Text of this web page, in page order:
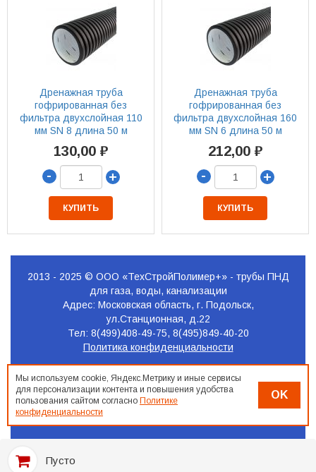
Пусто
Дренажная труба
гофрированная без
фильтра двухслойная 110
мм SN 8 длина 50 м
130,00 ₽
-
+
КУПИТЬ
Дренажная труба
гофрированная без
фильтра двухслойная 160
мм SN 6 длина 50 м
212,00 ₽
-
+
КУПИТЬ
2013 - 2025 © ООО «ТехСтройПолимер+» - трубы ПНД
для газа, воды, канализации
Адрес: Московская область, г. Подольск,
ул.Станционная, д.22
Тел: 8(499)408-49-75, 8(495)849-40-20
Политика конфиденциальности
Продвижение
сайта
Seo-
Мы используем cookie, Яндекс.Метрику и иные сервисы
для персонализации контента и повышения удобства
пользования сайтом согласно Политике
конфиденциальности
OK